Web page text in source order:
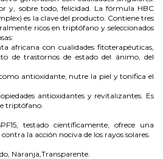
y, sobre todo, felicidad. La fórmula HBC
es la clave del producto. Contiene tres
ricos en triptófano y seleccionados
africana con cualidades fitoterapéuticas,
de trastornos de estado del ánimo, del
antioxidante, nutre la piel y tonifica el
antioxidantes y revitalizantes. Es
triptófano.
testado científicamente, ofrece una
la acción nociva de los rayos solares.
Naranja,Transparente.